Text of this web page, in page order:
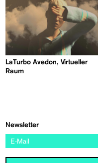
LaTurbo Avedon, Virtueller
Raum
Newsletter